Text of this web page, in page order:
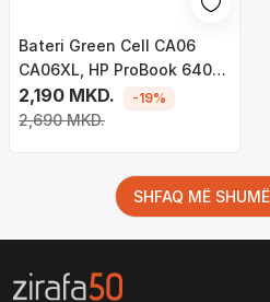
Bateri Green Cell CA06
CA06XL, HP ProBook 640
645 650 655 G1 (HP100)
2,190 MKD.
2,690 MKD.
-19%
SHFAQ MË